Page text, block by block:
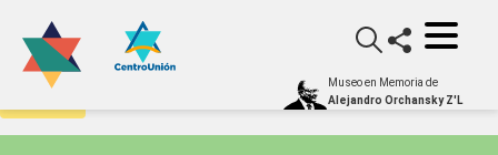
Museo en Memoria de
Alejandro Orchansky Z'L
Archivo